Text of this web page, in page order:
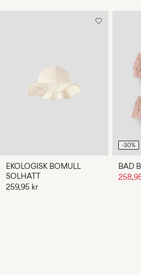
EKOLOGISK BOMULL
SOLHATT
259,95 kr
-30%
BAD